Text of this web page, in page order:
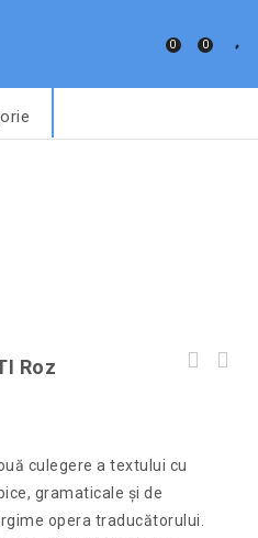
0 0
Roz
culegere a textului cu
gramaticale şi de
opera traducătorului.